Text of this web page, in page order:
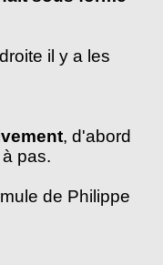
il y a les
, d'abord
pas.
de Philippe